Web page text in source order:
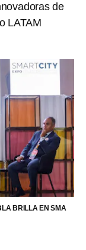
de
LATAM
BRILLA EN SMA